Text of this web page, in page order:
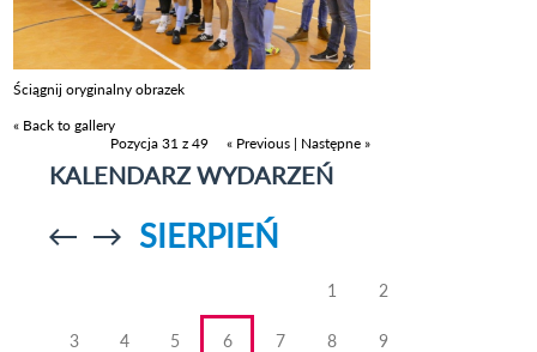
Ściągnij oryginalny obrazek
« Back to gallery
Pozycja 31 z 49
« Previous | Następne »
KALENDARZ WYDARZEŃ
Przejdź doPrzejdź do
SIERPIEŃ
1 2
3 4 5 6 7 8 9